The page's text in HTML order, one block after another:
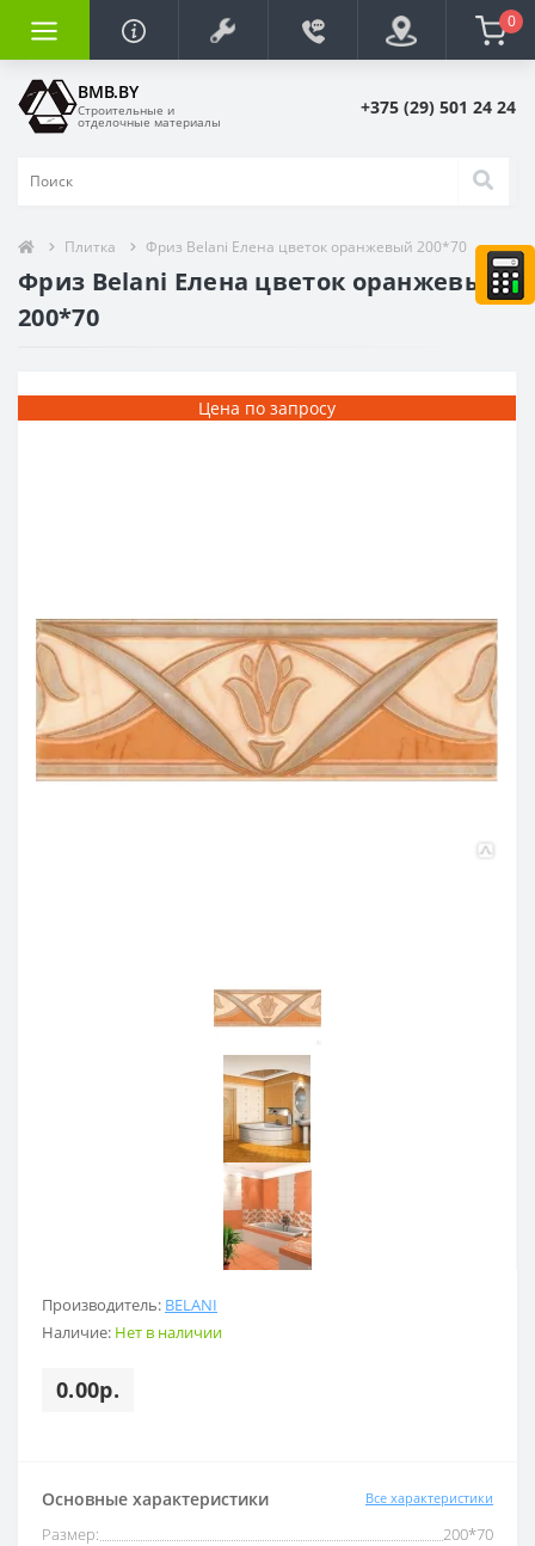
0
BMB.BY
Строительные и
отделочные материалы
+375 (29) 501 24 24
Плитка Фриз Belani Елена цветок оранжевый 200*70
Фриз Belani Елена цветок оранжевый
200*70
Цена по запросу
Производитель: BELANI
Наличие: Нет в наличии
0.00р.
Основные характеристики Все характеристики
Размер:
200*70